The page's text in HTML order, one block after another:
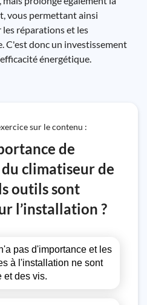
vous permettant ainsi
réparations et les
C'est donc un investissement
énergétique.
sur le contenu :
de
climatiseur de
outils sont
l’installation ?
pas d'importance et les
à l'installation ne sont
et des vis.